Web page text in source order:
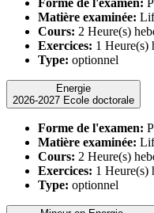
Forme de l'examen:
Matière examinée:
Cours: 2 Heure(s)
Exercices: 1 Heure(s)
Type: optionnel
Energie
2026-2027 Ecole doctorale
Forme de l'examen:
Matière examinée:
Cours: 2 Heure(s)
Exercices: 1 Heure(s)
Type: optionnel